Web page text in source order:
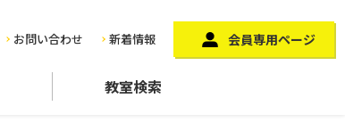
お問い合わせ 新着情報 会員専用ページ
教室検索